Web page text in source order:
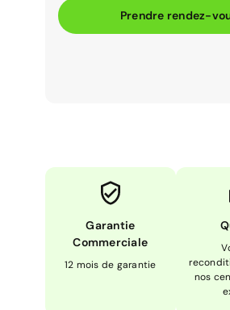
Prendre rendez-
Garantie
Commerciale
12 mois de garantie
nos